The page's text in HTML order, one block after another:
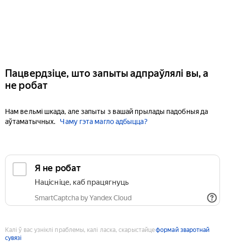
Пацвердзіце, што запыты адпраўлялі вы, а
не робат
Нам вельмі шкада, але запыты з вашай прылады падобныя да
аўтаматычных.
Чаму гэта магло адбыцца?
Я не робат
Націсніце, каб працягнуць
SmartCaptcha by Yandex Cloud
Калі ў вас узніклі праблемы, калі ласка, скарыстайцеформай зваротнай
сувязі